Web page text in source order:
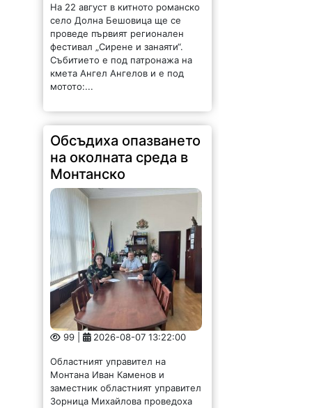
На 22 август в китното романско
село Долна Бешовица ще се
проведе първият регионален
фестивал „Сирене и занаяти“.
Събитието е под патронажа на
кмета Ангел Ангелов и е под
мотото:...
Обсъдиха опазването
на околната среда в
Монтанско
99 | 2026-08-07 13:22:00
Областният управител на
Монтана Иван Каменов и
заместник областният управител
Зорница Михайлова проведоха